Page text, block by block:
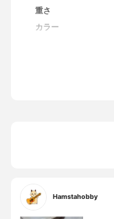
重さ
カラー
Hamstahobby